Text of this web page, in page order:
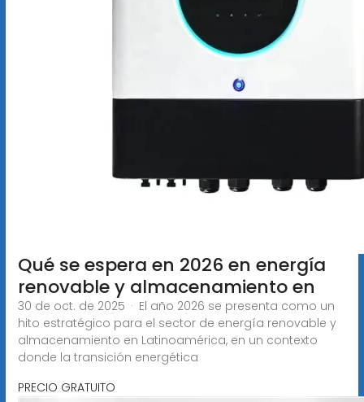
Qué se espera en 2026 en energía
renovable y almacenamiento en
30 de oct. de 2025 · El año 2026 se presenta como un
hito estratégico para el sector de energía renovable y
almacenamiento en Latinoamérica, en un contexto
donde la transición energética
PRECIO GRATUITO